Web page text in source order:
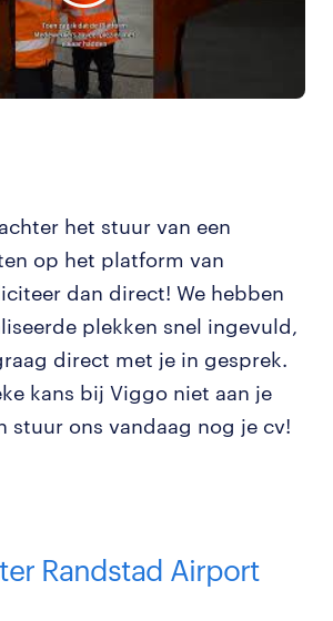
het stuur van een
op het platform van
dan direct! We hebben
plekken snel ingevuld,
direct met je in gesprek.
kans bij Viggo niet aan je
stuur ons vandaag nog je cv!
Randstad Airport